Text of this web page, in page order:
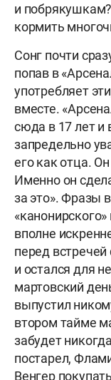
и
кормить
Сонг почти
попав в
употребляет
вместе.
сюда в 17 лет и
запредельно
его как отца.
Именно он
за это». Фразы
вполне
перед
и остался для
мартовский
выпустил
втором тайме
забудет
постарел,
Венгер